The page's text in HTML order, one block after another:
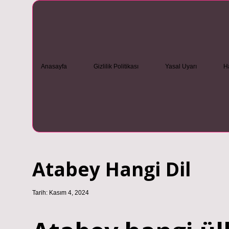
Anasayfa Gizlilik Politikası Yasal Uyarı
Atabey Hangi Dil
Tarih: Kasım 4, 2024